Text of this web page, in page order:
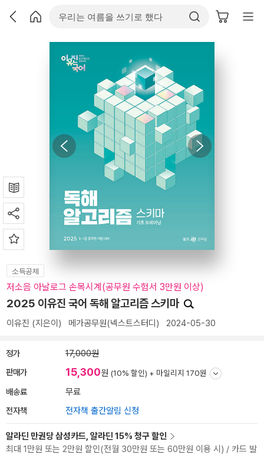
소득공제
저소음 아날로그 손목시계(공무원 수험서 3만원 이상)
2025 이유진 국어 독해 알고리즘 스키마
이유진 (지은이) 메가공무원(넥스트스터디) 2024-05-30
정가 17,000원
판매가 15,300원 (10% 할인) + 마일리지 170원
배송료 무료
전자책 전자책 출간알림 신청
알라딘 만권당 삼성카드, 알라딘 15% 청구 할인
최대 1만원 또는 2만원 할인(전월 30만원 또는 60만원 이용 시) / 카드 발